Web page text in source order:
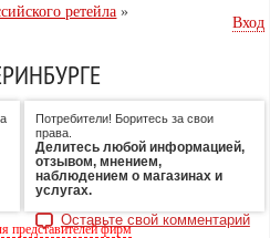
ретейла »
Вход
Потребители! Боритесь за свои
права.
Делитесь любой информацией,
отзывом, мнением,
наблюдением о магазинах и
услугах.
Оставьте свой комментарий
представителей фирм